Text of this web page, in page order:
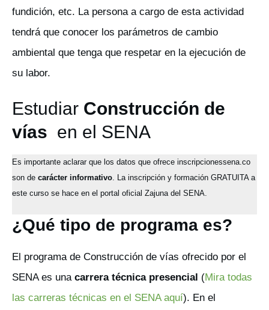
fundición, etc. La persona a cargo de esta actividad
tendrá que conocer los parámetros de cambio
ambiental que tenga que respetar en la ejecución de
su labor.
Estudiar Construcción de
vías en el SENA
Es importante aclarar que los datos que ofrece inscripcionessena.co
son de carácter informativo. La inscripción y formación GRATUITA a
este curso se hace en el portal oficial Zajuna del SENA.
¿Qué tipo de programa es?
El programa de Construcción de vías ofrecido por el
SENA es una carrera técnica presencial (Mira todas
las carreras técnicas en el SENA aquí). En el